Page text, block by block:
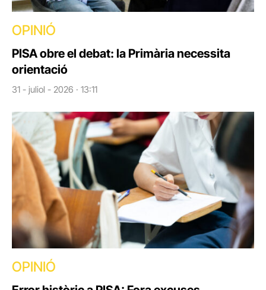
OPINIÓ
PISA obre el debat: la Primària necessita
orientació
31 - juliol - 2026 · 13:11
OPINIÓ